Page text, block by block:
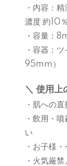
・内容：
濃度 約10％
・容量：
・容器：
95mm）
＼ 使用上
・肌への
・飲用・
い
・お子様
・火気厳